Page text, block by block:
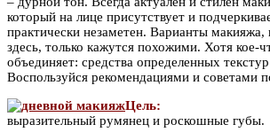
который на лице присутствует и
практически незаметен. Варианты макияжа,
здесь, только кажутся похожими. Хотя кое-
объединяет: средства определенных
Воспользуйся рекомендациями и советами
Цель:
выразительный румянец и роскошные губы.